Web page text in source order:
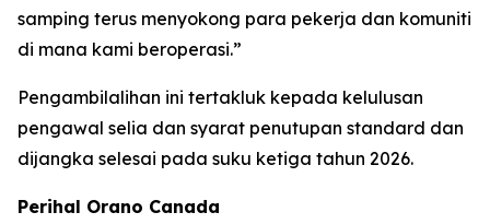
samping terus menyokong para pekerja dan komuniti
di mana kami beroperasi.”
Pengambilalihan ini tertakluk kepada kelulusan
pengawal selia dan syarat penutupan standard dan
dijangka selesai pada suku ketiga tahun 2026.
Perihal Orano Canada